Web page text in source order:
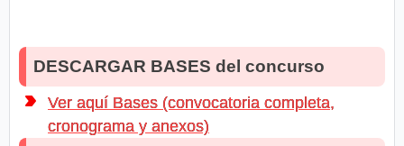
DESCARGAR BASES del concurso
Ver aquí Bases (convocatoria completa,
cronograma y anexos)